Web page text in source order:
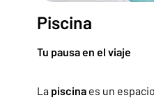
Piscina
Tu pausa en el viaje
La piscina es un